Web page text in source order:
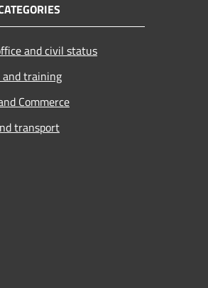
and civil status
training
Commerce
transport